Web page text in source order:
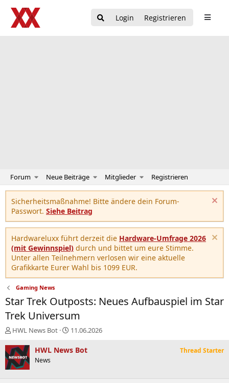
Login Registrieren
Forum Neue Beiträge Mitglieder Registrieren
Sicherheitsmaßnahme! Bitte ändere dein Forum-
Passwort. Siehe Beitrag
Hardwareluxx führt derzeit die Hardware-Umfrage 2026
(mit Gewinnspiel) durch und bittet um eure Stimme.
Unter allen Teilnehmern verlosen wir eine aktuelle
Grafikkarte Eurer Wahl bis 1099 EUR.
Gaming News
Star Trek Outposts: Neues Aufbauspiel im Star
Trek Universum
E
s
t
e
HWL News Bot
E
s
11.06.2026
HWL News Bot
News
Thread Starter